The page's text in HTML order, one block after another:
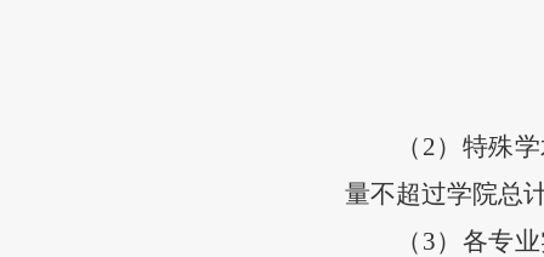
（ 2）特殊
量不超过学院总
（ 3）各专